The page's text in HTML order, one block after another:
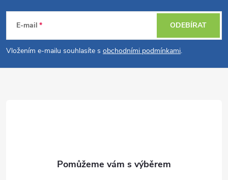
p
a
E-mail
Vložením e-mailu souhlasíte s obchodními podmínkami.
ODEBÍRAT